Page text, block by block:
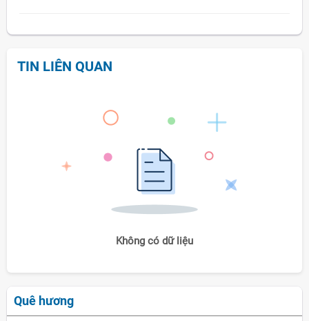
TIN LIÊN QUAN
Không có dữ liệu
Quê hương